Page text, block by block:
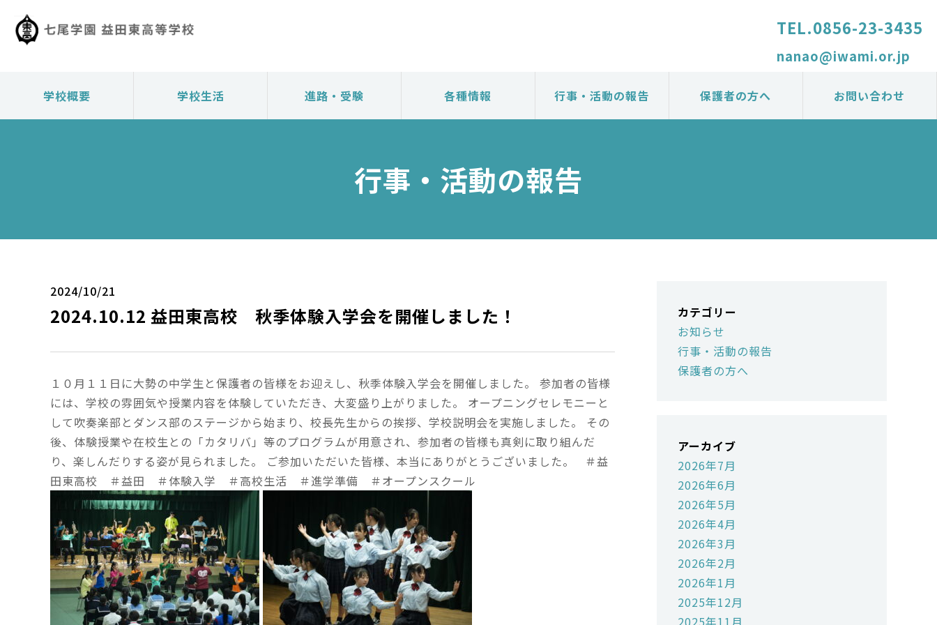
TEL.0856-23-3435
nanao@iwami.or.jp
学校概要 学校生活 進路・受験 各種情報 行事・活動の報告 保護者の方へ お問い合わせ
行事・活動の報告
2024/10/21
2024.10.12 益田東高校 秋季体験入学会を開催しました！
１０月１１日に大勢の中学生と保護者の皆様をお迎えし、秋季体験入学会を開催しました。
参加者の皆様
には、学校の雰囲気や授業内容を体験していただき、大変盛り上がりました。
オープニングセレモニーと
して吹奏楽部とダンス部のステージから始まり、校長先生からの挨拶、学校説明会を実施しました。
その
後、体験授業や在校生との「カタリバ」等のプログラムが用意され、参加者の皆様も真剣に取り組んだ
り、楽しんだりする姿が見られました。
ご参加いただいた皆様、本当にありがとうございました。
＃益
田東高校 ＃益田 ＃体験入学 ＃高校生活 ＃進学準備 ＃オープンスクール
カテゴリー
お知らせ
行事・活動の報告
保護者の方へ
アーカイブ
2026年7月
2026年6月
2026年5月
2026年4月
2026年3月
2026年2月
2026年1月
2025年12月
2025年11月